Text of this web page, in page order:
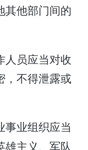
其他部门间的
人员应当对收
，不得泄露或
业组织应当
雄主义、军队